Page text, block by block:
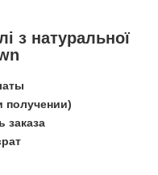
з натуральної
получении)
заказа